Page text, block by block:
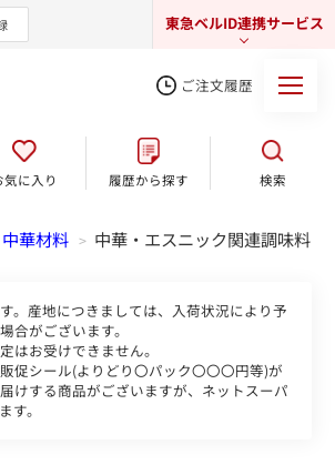
東急ベルID連携サービス
東急オンラインショップ
ご注文履歴
気に入り 履歴から探す 検索
華材料 > 中華・エスニック関連調味料
。産地につきましては、入荷状況により予
合がございます。
はお受けできません。
促シール(よりどり〇パック〇〇〇円等)が
けする商品がございますが、ネットスーパ
す。